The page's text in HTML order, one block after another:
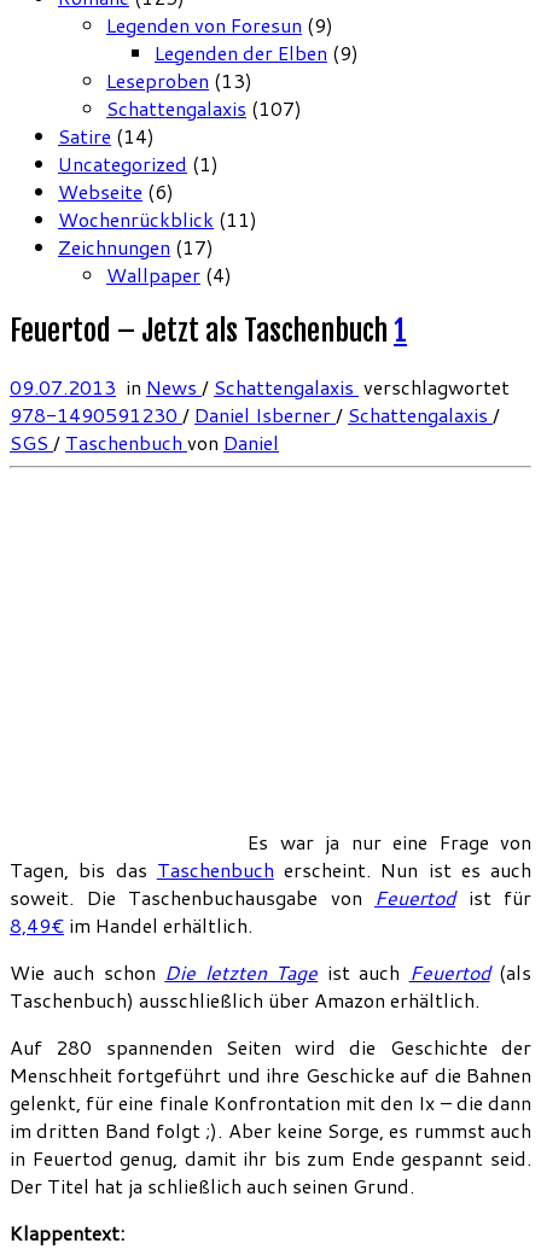
Legenden von Foresun (9)
Legenden der Elben (9)
Leseproben (13)
Schattengalaxis (107)
Satire (14)
Uncategorized (1)
Webseite (6)
Wochenrückblick (11)
Zeichnungen (17)
Wallpaper (4)
Feuertod – Jetzt als Taschenbuch 1
09.07.2013 in News / Schattengalaxis verschlagwortet
978-1490591230 / Daniel Isberner/ Schattengalaxis /
SGS / Taschenbuch von Daniel
Es war ja nur eine Frage von
Tagen, bis das Taschenbuch erscheint. Nun ist es auch
soweit. Die Taschenbuchausgabe von Feuertodist für
8,49€ im Handel erhältlich.
Wie auch schon Die letzten Tage ist auch Feuertod(als
Taschenbuch) ausschließlich über Amazon erhältlich.
Auf 280 spannenden Seiten wird die Geschichte der
Menschheit fortgeführt und ihre Geschicke auf die Bahnen
gelenkt, für eine finale Konfrontation mit den Ix – die dann
im dritten Band folgt ;). Aber keine Sorge, es rummst auch
in Feuertod genug, damit ihr bis zum Ende gespannt seid.
Der Titel hat ja schließlich auch seinen Grund.
Klappentext: